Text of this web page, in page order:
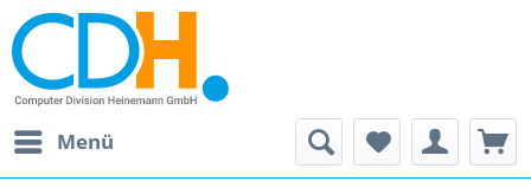
Menü